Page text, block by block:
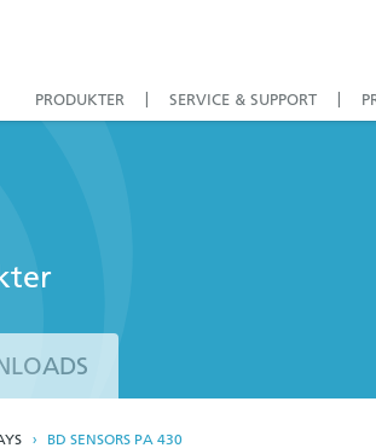
PRODUKTER SERVICE & SUPPORT
BD SENSORS PA 430